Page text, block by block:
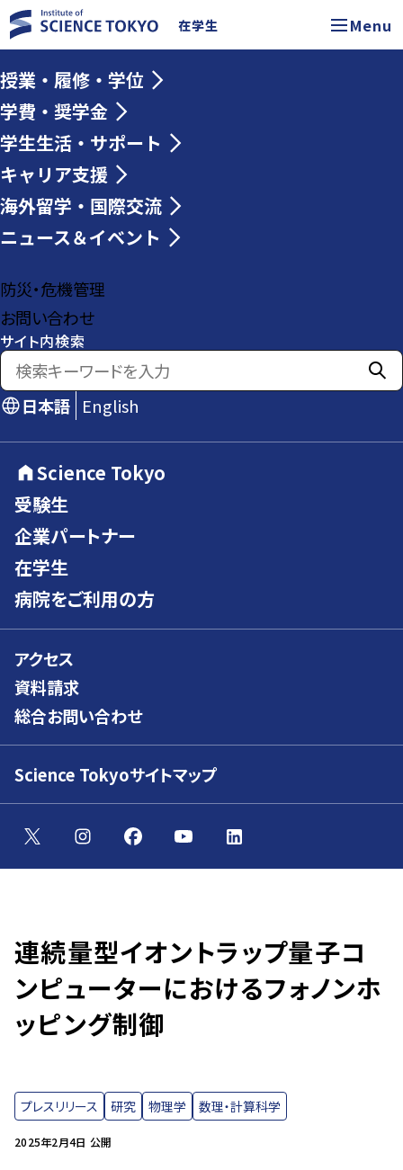
在学生 Menu
授業・履修・学位
学費・奨学金
学生生活・サポート
キャリア支援
海外留学・国際交流
ニュース＆イベント
防災・危機管理
お問い合わせ
サイト内検索
日本語 English
Science Tokyo
受験生
企業パートナー
在学生
病院をご利用の方
アクセス
資料請求
総合お問い合わせ
Science Tokyoサイトマップ
連続量型イオントラップ量子コ
ンピューターにおけるフォノンホ
ッピング制御
2025年2月4日 公開
プレスリリース 研究 物理学 数理・計算科学